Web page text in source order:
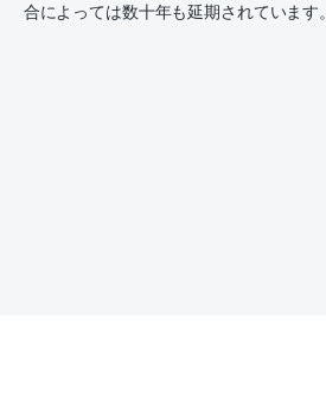
合によっては数十年も延期されています。